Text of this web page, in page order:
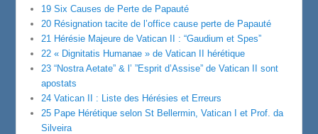
19 Six Causes de Perte de Papauté
20 Résignation tacite de l’office cause perte de Papauté
21 Hérésie Majeure de Vatican II : “Gaudium et Spes”
22 « Dignitatis Humanae » de Vatican II hérétique
23 “Nostra Aetate” & l’ ”Esprit d’Assise” de Vatican II sont
apostats
24 Vatican II : Liste des Hérésies et Erreurs
25 Pape Hérétique selon St Bellermin, Vatican I et Prof. da
Silveira